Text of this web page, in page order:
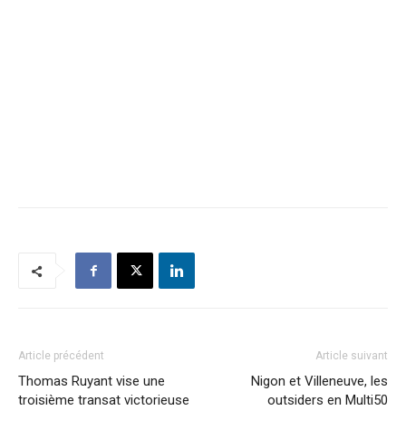
Article précédent
Thomas Ruyant vise une
troisième transat victorieuse
Article suivant
Nigon et Villeneuve, les
outsiders en Multi50